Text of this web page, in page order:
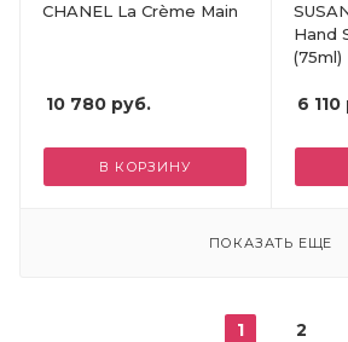
CHANEL La Crème Main
10 780 руб.
В КОРЗИНУ
Hand
(75ml)
6 110
ПОКАЗАТЬ ЕЩЕ
1 2